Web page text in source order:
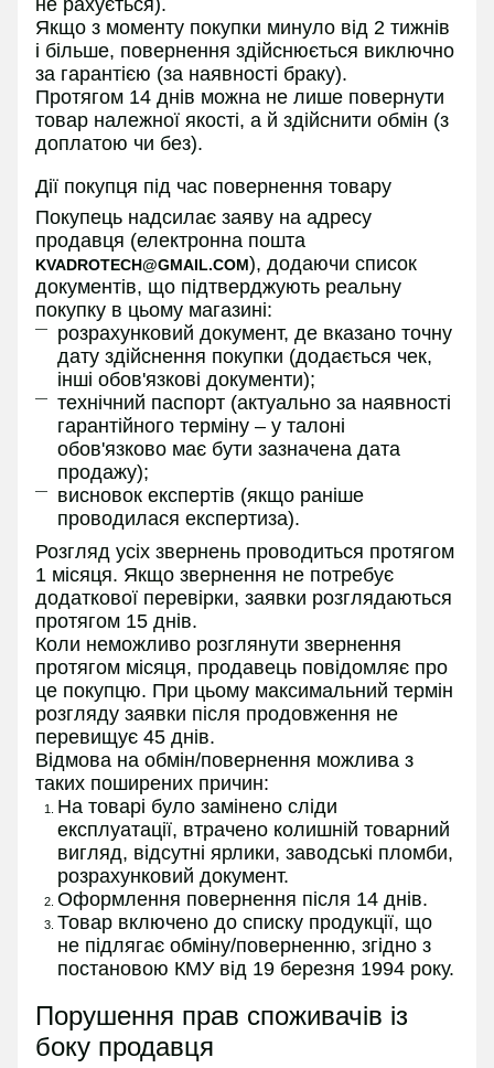
Якщо з моменту покупки минуло від 2 тижнів
і більше, повернення здійснюється виключно
за гарантією (за наявності браку).
Протягом 14 днів можна не лише повернути
товар належної якості, а й здійснити обмін (з
доплатою чи без).
Дії покупця під час повернення товару
Покупець надсилає заяву на адресу
продавця (електронна пошта
KVADROTECH@GMAIL.COM), додаючи список
документів, що підтверджують реальну
покупку в цьому магазині:
розрахунковий документ, де вказано точну
дату здійснення покупки (додається чек,
інші обов'язкові документи);
технічний паспорт (актуально за наявності
гарантійного терміну – у талоні
обов'язково має бути зазначена дата
продажу);
висновок експертів (якщо раніше
проводилася експертиза).
Розгляд усіх звернень проводиться протягом
1 місяця. Якщо звернення не потребує
додаткової перевірки, заявки розглядаються
протягом 15 днів.
Коли неможливо розглянути звернення
протягом місяця, продавець повідомляє про
це покупцю. При цьому максимальний термін
розгляду заявки після продовження не
перевищує 45 днів.
Відмова на обмін/повернення можлива з
таких поширених причин:
На товарі було замінено сліди
експлуатації, втрачено колишній товарний
вигляд, відсутні ярлики, заводські пломби,
розрахунковий документ.
Оформлення повернення після 14 днів.
Товар включено до списку продукції, що
не підлягає обміну/поверненню, згідно з
постановою КМУ від 19 березня 1994 року.
Порушення прав споживачів із
боку продавця